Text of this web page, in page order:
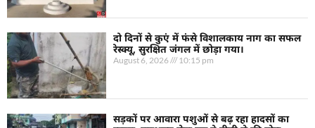
दो दिनों से कुएं में फंसे विशालकाय नाग का सफल
रेस्क्यू, सुरक्षित जंगल में छोड़ा गया।
August 6, 2026 10:15 pm
सड़कों पर आवारा पशुओं से बढ़ रहा हादसों का